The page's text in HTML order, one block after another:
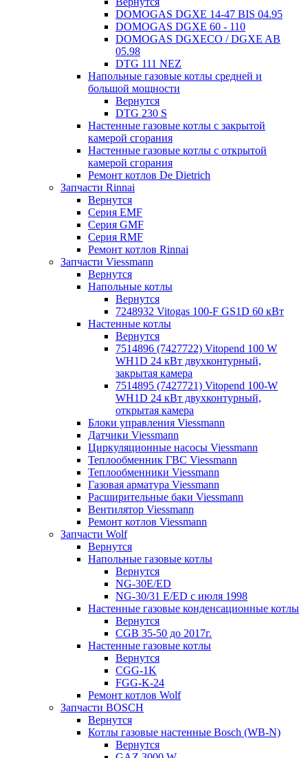
DOMOGAS DGXE 14-47 BIS 04.95
DOMOGAS DGXE 60 - 110
DOMOGAS DGXECO / DGXE AB
05.98
DTG 111 NEZ
Напольные газовые котлы средней и
большой мощности
Вернутся
DTG 230 S
Настенные газовые котлы с закрытой
камерой сгорания
Настенные газовые котлы с открытой
камерой сгорания
Ремонт котлов Dе Dietrich
Запчасти Rinnai
Вернутся
Серия EMF
Серия GMF
Серия RMF
Ремонт котлов Rinnai
Запчасти Viessmann
Вернутся
Напольные котлы
Вернутся
7248932 Vitogas 100-F GS1D 60 кВт
Настенные котлы
Вернутся
7514896 (7427722) Vitopend 100 W
WH1D 24 кВт двухконтурный,
закрытая камера
7514895 (7427721) Vitopend 100-W
WH1D 24 кВт двухконтурный,
открытая камера
Блоки управления Viessmann
Датчики Viessmann
Циркуляционные насосы Viessmann
Теплообменник ГВС Viessmann
Теплообменники Viessmann
Газовая арматура Viessmann
Расширительные баки Viessmann
Вентилятор Viessmann
Ремонт котлов Viessmann
Запчасти Wolf
Вернутся
Напольные газовые котлы
Вернутся
NG-30E/ED
NG-30/31 E/ED с июля 1998
Настенные газовые конденсационные котлы
Вернутся
CGB 35-50 до 2017г.
Настенные газовые котлы
Вернутся
CGG-1K
FGG-K-24
Ремонт котлов Wolf
Запчасти BOSCH
Вернутся
Котлы газовые настенные Bosch (WB-N)
Вернутся